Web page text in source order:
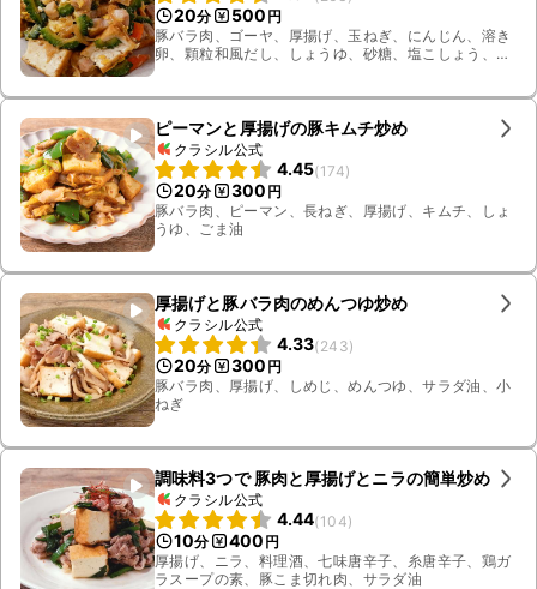
20分 500 円
豚バラ肉、ゴーヤ、厚揚げ、玉ねぎ、にんじん、溶き
卵、顆粒和風だし、しょうゆ、砂糖、塩こしょう、ご
ピーマンと厚揚げの豚キムチ炒め
クラシル公式
4.45(174)
20分 300 円
豚バラ肉、ピーマン、長ねぎ、厚揚げ、キムチ、しょ
うゆ、ごま油
厚揚げと豚バラ肉のめんつゆ炒め
クラシル公式
4.33(243)
20分 300 円
豚バラ肉、厚揚げ、しめじ、めんつゆ、サラダ油、小
ねぎ
調味料3つで 豚肉と厚揚げとニラの簡単炒め
クラシル公式
4.44(104)
10分 400 円
厚揚げ、ニラ、料理酒、七味唐辛子、糸唐辛子、鶏ガ
ラスープの素、豚こま切れ肉、サラダ油